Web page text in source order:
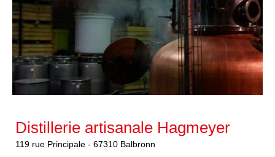
Distillerie artisanale Hagmeyer
119 rue Principale - 67310 Balbronn